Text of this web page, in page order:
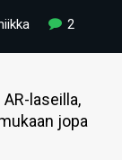
2
laseilla,
jopa